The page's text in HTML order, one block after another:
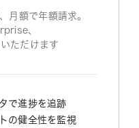
月額で年額請求。
、
ただけます
で進捗を追跡
の健全性を監視